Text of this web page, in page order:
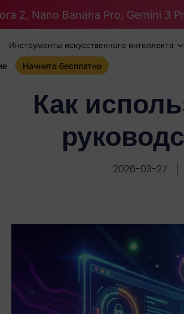
2, Nano Banana Pro, Gemini 3
Инструменты искусственного интеллекта
Начните бесплатно
Как
2026-03-27